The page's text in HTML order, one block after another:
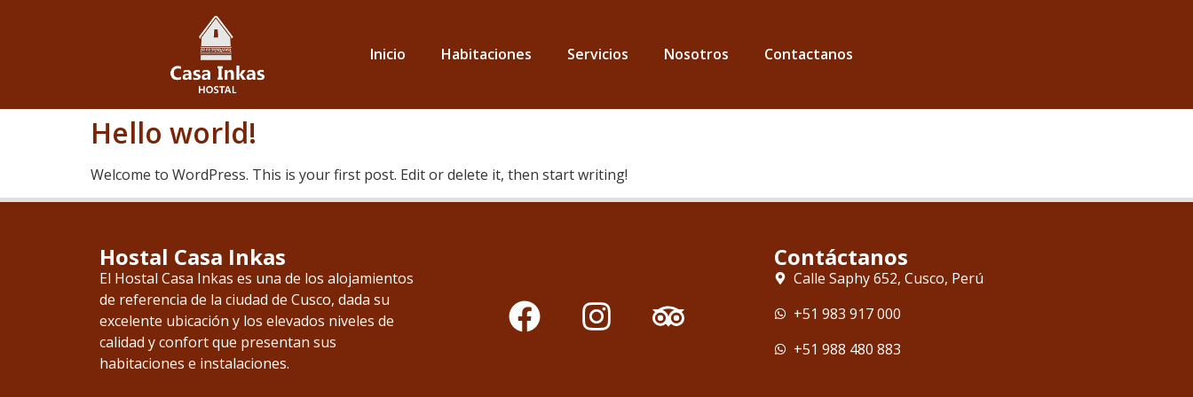
Inicio Habitaciones Servicios Nosotros Contactanos
Hello world!
Welcome to WordPress. This is your first post. Edit or delete it, then start writing!
Hostal Casa Inkas
El Hostal Casa Inkas es una de los alojamientos
de referencia de la ciudad de Cusco, dada su
excelente ubicación y los elevados niveles de
calidad y confort que presentan sus
habitaciones e instalaciones.
Contáctanos
Calle Saphy 652, Cusco, Perú
+51 983 917 000
+51 988 480 883